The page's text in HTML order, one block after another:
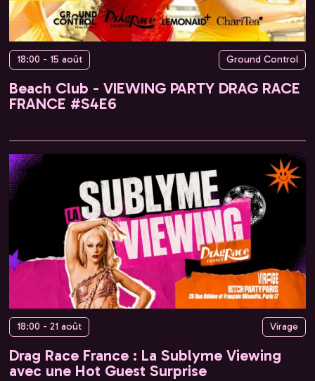
18:00 - 15 août Ground Control
Beach Club - VIEWING PARTY DRAG RACE
FRANCE #S4E6
18:00 - 21 août Virage
Drag Race France : La Sublyme Viewing
avec une Hot Guest Surprise